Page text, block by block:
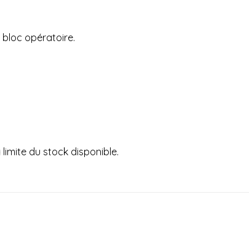
bloc opératoire.
du stock disponible.